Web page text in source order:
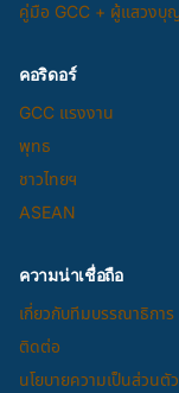
คู่มือ GCC + ผู้แสวงบุ
คอริดอร์
GCC แรงงาน
พุทธ
ชาวไทยฯ
ASEAN
ความน่าเชื่อถือ
เกี่ยวกับทีมบรรณาธิการ
ติดต่อ
นโยบายความเป็นส่วนตัว